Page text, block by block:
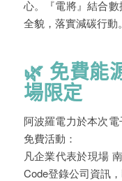
心。『電將』結合
全貌，落實減碳行動
🌿 免費能
場限定
阿波羅電力於本次
免費活動：
凡企業代表於現場
Code登錄公司資訊